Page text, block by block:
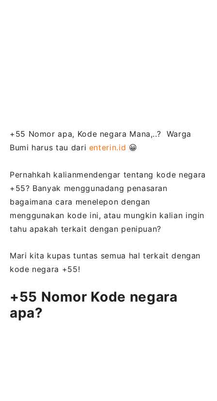
+55 Nomor apa, Kode negara Mana,..? Warga
Bumi harus tau dari enterin.id 😀
Pernahkah kalianmendengar tentang kode negara
+55? Banyak menggunadang penasaran
bagaimana cara menelepon dengan
menggunakan kode ini, atau mungkin kalian ingin
tahu apakah terkait dengan penipuan?
Mari kita kupas tuntas semua hal terkait dengan
kode negara +55!
+55 Nomor Kode negara
apa?